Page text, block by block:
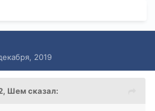
2019
Шемсказал: